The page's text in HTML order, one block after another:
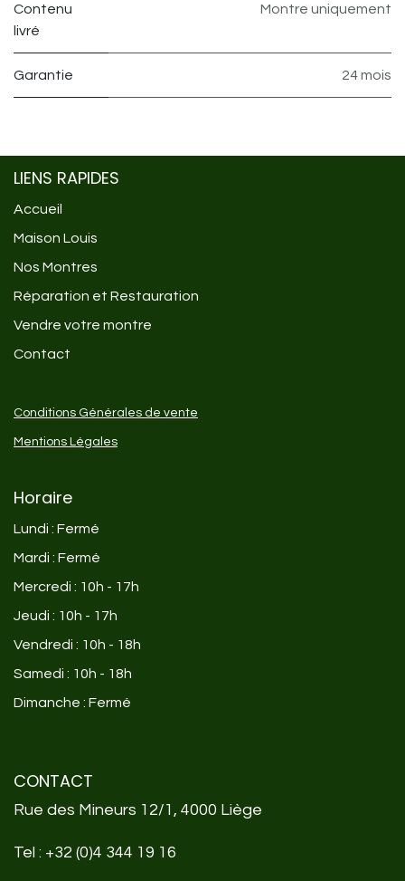
Contenu
livré
Montre uniquement
Garantie 24 mois
LIENS RAPIDES
Accueil
Maison Louis
Nos Montres
Réparation et Restauration
Vendre votre montre
Contact
Conditions Générales de vente
Mentions Légales
Horaire
Lundi : Fermé
Mardi : Fermé
Mercredi : 10h - 17h
Jeudi : 10h - 17h
Vendredi : 10h - 18h
Samedi : 10h - 18h
Dimanche : Fermé
CONTACT
Rue des Mineurs 12/1, 4000 Liège
Tel : +32 (0)4 344 19 16